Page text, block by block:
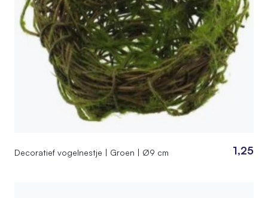
Decoratief vogelnestje | Groen | Ø9 cm 1,25